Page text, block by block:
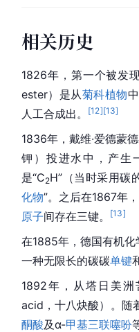
相关历史
1826年，第一个被发
ester）是从菊科植物
人工合成出。
[12][13]
1836年，戴维·爱德蒙
钾）投进水中，产生
是“C2H”（当时采用碳
化物”。之后在1867年，
原子间存在三键。 [13]
在1885年，德国有机化
一种无限长的碳碳单键
1892年，从塔日美
acid，十八炔酸）。随
酮酸及α-甲基三联噻吩